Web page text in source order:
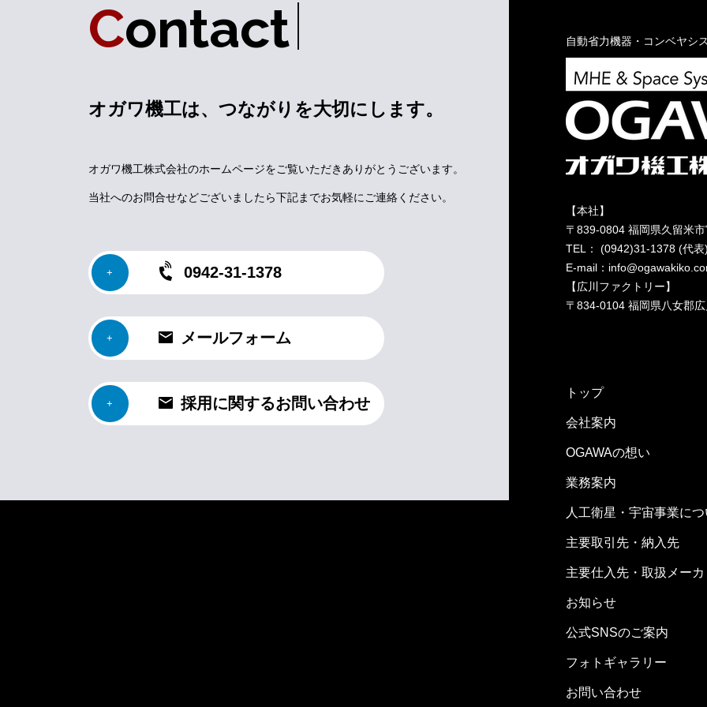
Contact
オガワ機工は、つながりを大切にします。
オガワ機工株式会社のホームページをご覧いただきありがとうございます。
当社へのお問合せなどございましたら下記までお気軽にご連絡ください。
0942-31-1378
メールフォーム
採用に関するお問い合わせ
自動省力機器・コンベヤシ
【本社】
〒839-0804 福岡県久留米
TEL： (0942)31-1378 (代
E-mail：
【広川ファクトリー】
〒834-0104 福岡県八女郡
トップ
会社案内
OGAWAの想い
業務案内
人工衛星・宇宙事業に
主要取引先・納入先
主要仕入先・取扱メーカ
お知らせ
公式SNSのご案内
フォトギャラリー
お問い合わせ